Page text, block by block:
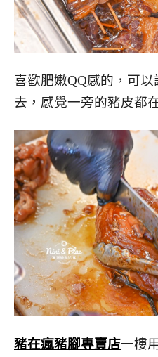
喜歡肥嫩QQ感的，可
去，感覺一旁的豬皮都
豬在瘋豬腳專賣店一樓